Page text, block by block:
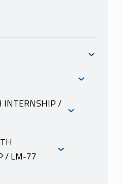
INTERNSHIP /
/ LM-77